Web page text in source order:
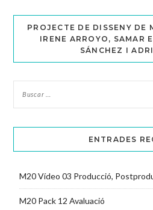
PROJECTE DE DISSENY DE
IRENE ARROYO, SAMAR
SÁNCHEZ I
ENTRADES
M20 Vídeo 03 Producció,
M20 Pack 12 Avaluació